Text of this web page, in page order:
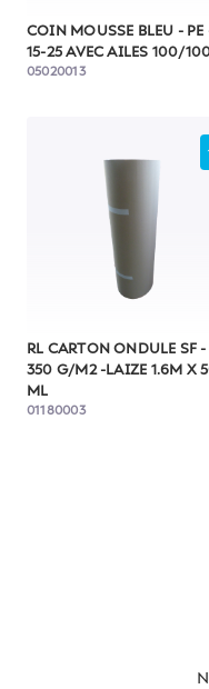
COIN MOUSSE BLEU - PE
15-25 AVEC AILES 100/
05020013
RL CARTON ONDULE SF -
350 G/M2 -LAIZE 1.6M X
ML
01180003